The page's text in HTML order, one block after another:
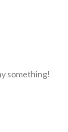
something!